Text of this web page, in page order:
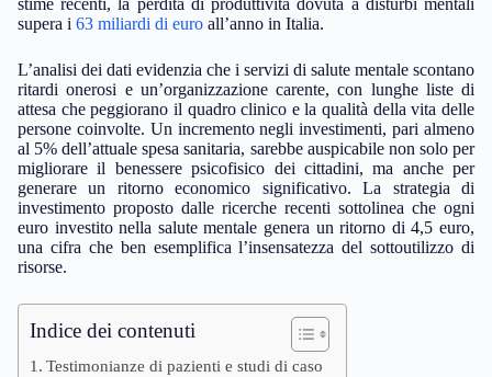
stime recenti, la perdita di produttività dovuta a disturbi mentali
supera i 63 miliardi di euro all’anno in Italia.
L’analisi dei dati evidenzia che i servizi di salute mentale scontano
ritardi onerosi e un’organizzazione carente, con lunghe liste di
attesa che peggiorano il quadro clinico e la qualità della vita delle
persone coinvolte. Un incremento negli investimenti, pari almeno
al 5% dell’attuale spesa sanitaria, sarebbe auspicabile non solo per
migliorare il benessere psicofisico dei cittadini, ma anche per
generare un ritorno economico significativo. La strategia di
investimento proposto dalle ricerche recenti sottolinea che ogni
euro investito nella salute mentale genera un ritorno di 4,5 euro,
una cifra che ben esemplifica l’insensatezza del sottoutilizzo di
risorse.
Indice dei contenuti
Testimonianze di pazienti e studi di caso